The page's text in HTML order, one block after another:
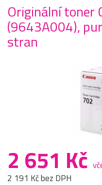
Originální toner
(9643A004),
stran
2 651 Kč
2 191 Kč bez DPH